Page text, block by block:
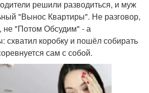
решили разводиться, и муж
"Вынос Квартиры". Не разговор,
не "Потом Обсудим" - а
схватил коробку и пошёл собирать
сам с собой.